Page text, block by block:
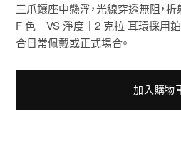
三爪鑲座中懸浮，光線穿透無阻，折
F 色｜VS 淨度｜2 克拉 耳環採用
合日常佩戴或正式場合。
加入購物